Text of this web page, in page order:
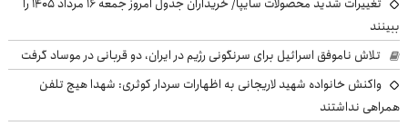
ببینند
تلاش ناموفق اسرائیل برای سرنگونی رژیم در ایران، دو قربانی در موساد گرفت
واکنش خانواده شهید لاریجانی به اظهارات سردار کوثری: شهدا هیچ تلفن
همراهی نداشتند